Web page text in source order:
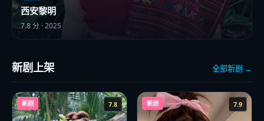
西安黎明
7.8 分 ·2025
新剧上架 全部新剧 →
新剧 7.8 新剧 7.9